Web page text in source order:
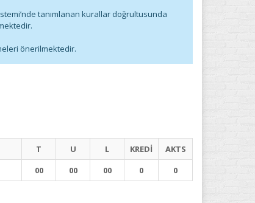
tanımlanan kurallar doğrultusunda
önerilmektedir.
T U L KREDİ
AKTS
00 00 00 0 0